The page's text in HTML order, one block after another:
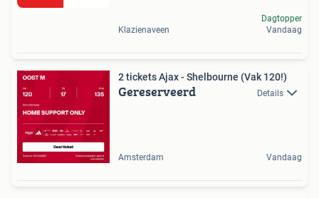
Klazienaveen
Dagtopper
Vandaag
2 tickets Ajax - Shelbourne (Vak 120!)
Gereserveerd Details
Amsterdam Vandaag